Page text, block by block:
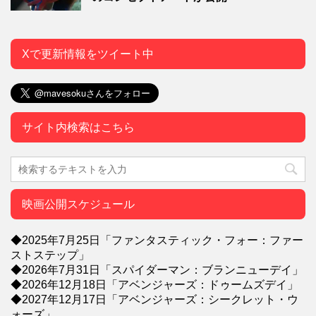
Xで更新情報をツイート中
サイト内検索はこちら
映画公開スケジュール
◆2025年7月25日「ファンタスティック・フォー：ファー
ストステップ」
◆2026年7月31日「スパイダーマン：ブランニューデイ」
◆2026年12月18日「アベンジャーズ：ドゥームズデイ」
◆2027年12月17日「アベンジャーズ：シークレット・ウ